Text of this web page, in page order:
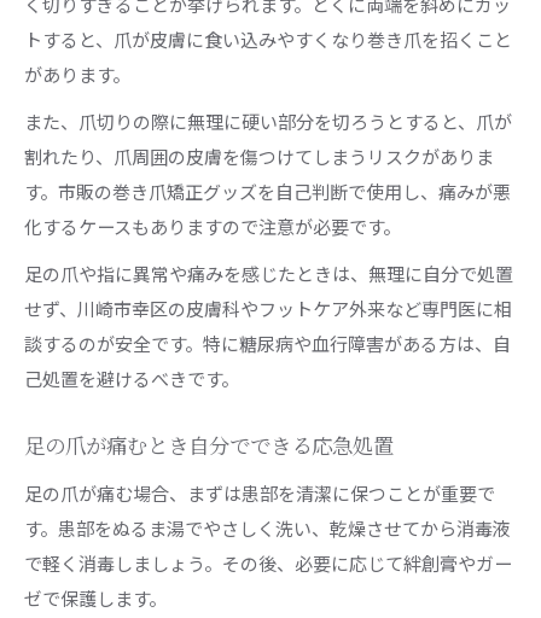
トすると、爪が皮膚に食い込みやすくなり巻き爪を招くこと
があります。
また、爪切りの際に無理に硬い部分を切ろうとすると、爪が
割れたり、爪周囲の皮膚を傷つけてしまうリスクがありま
す。市販の巻き爪矯正グッズを自己判断で使用し、痛みが悪
化するケースもありますので注意が必要です。
足の爪や指に異常や痛みを感じたときは、無理に自分で処置
せず、川崎市幸区の皮膚科やフットケア外来など専門医に相
談するのが安全です。特に糖尿病や血行障害がある方は、自
己処置を避けるべきです。
足の爪が痛むとき自分でできる応急処置
足の爪が痛む場合、まずは患部を清潔に保つことが重要で
す。患部をぬるま湯でやさしく洗い、乾燥させてから消毒液
で軽く消毒しましょう。その後、必要に応じて絆創膏やガー
ゼで保護します。